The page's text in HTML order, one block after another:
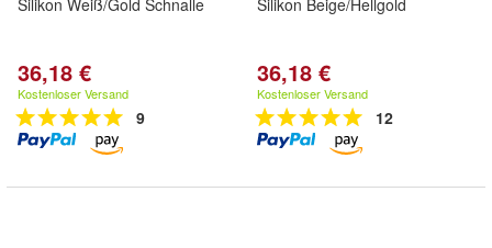
Silikon Weiß/Gold Schnalle
36,18 €
Kostenloser Versand
9
Silikon Beige/Hellgold
36,18 €
Kostenloser Versand
12